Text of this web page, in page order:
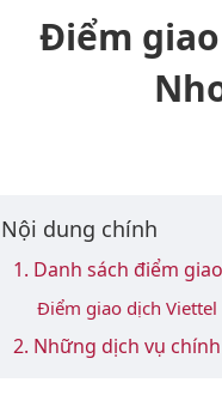
Điểm
Nội dung chính
1. Danh sách điểm
Điểm giao dịch Viettel
2. Những dịch vụ